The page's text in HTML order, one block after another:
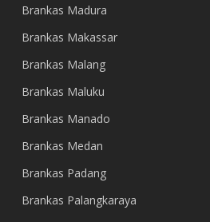
Brankas Madura
Brankas Makassar
Brankas Malang
Brankas Maluku
Brankas Manado
Brankas Medan
Brankas Padang
Brankas Palangkaraya